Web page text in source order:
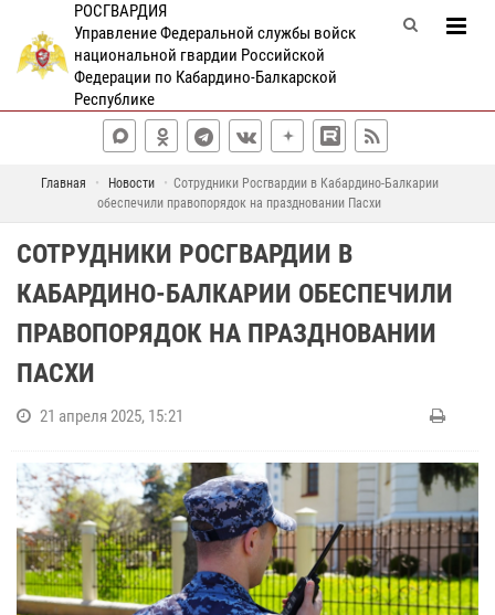
РОСГВАРДИЯ
Управление Федеральной службы войск
национальной гвардии Российской
Федерации по Кабардино-Балкарской
Республике
Главная Новости
Сотрудники Росгвардии в Кабардино-Балкарии
обеспечили правопорядок на праздновании Пасхи
СОТРУДНИКИ РОСГВАРДИИ В
КАБАРДИНО-БАЛКАРИИ ОБЕСПЕЧИЛИ
ПРАВОПОРЯДОК НА ПРАЗДНОВАНИИ
ПАСХИ
21 апреля 2025, 15:21